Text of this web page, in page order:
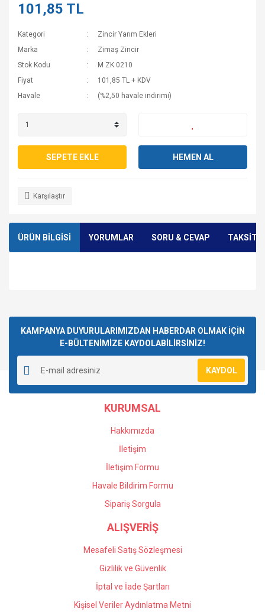
101,85 TL
Kategori
Zincir Yarım Ekleri
Marka
Zimaş Zincir
Stok Kodu
M ZK 0210
Fiyat
101,85 TL + KDV
Havale
(%2,50 havale indirimi)
SEPETE EKLE HEMEN AL
Karşılaştır
ÜRÜN BİLGİSİ YORUMLAR SORU & CEVAP TAKSİT
Yorum Yaz
Soru Sor
kullanarak tarafımıza iletebilirsiniz.
Görüş ve önerileriniz için teşekkür ederiz.
Ürün resmi kalitesiz, bozuk veya görüntülenemiyor.
Ürün açıklamasında eksik bilgiler bulunuyor.
Ürün bilgilerinde hatalar bulunuyor.
Ürün fiyatı diğer sitelerden daha pahalı.
Gönder
KAMPANYA DUYURULARIMIZDAN HABERDAR OLMAK İÇİN
E-BÜLTENİMİZE KAYDOLABİLİRSİNİZ!
KAYDOL
KURUMSAL
Hakkımızda
İletişim
İletişim Formu
Havale Bildirim Formu
Sipariş Sorgula
ALIŞVERİŞ
Mesafeli Satış Sözleşmesi
Gizlilik ve Güvenlik
İptal ve İade Şartları
Kişisel Veriler Aydınlatma Metni